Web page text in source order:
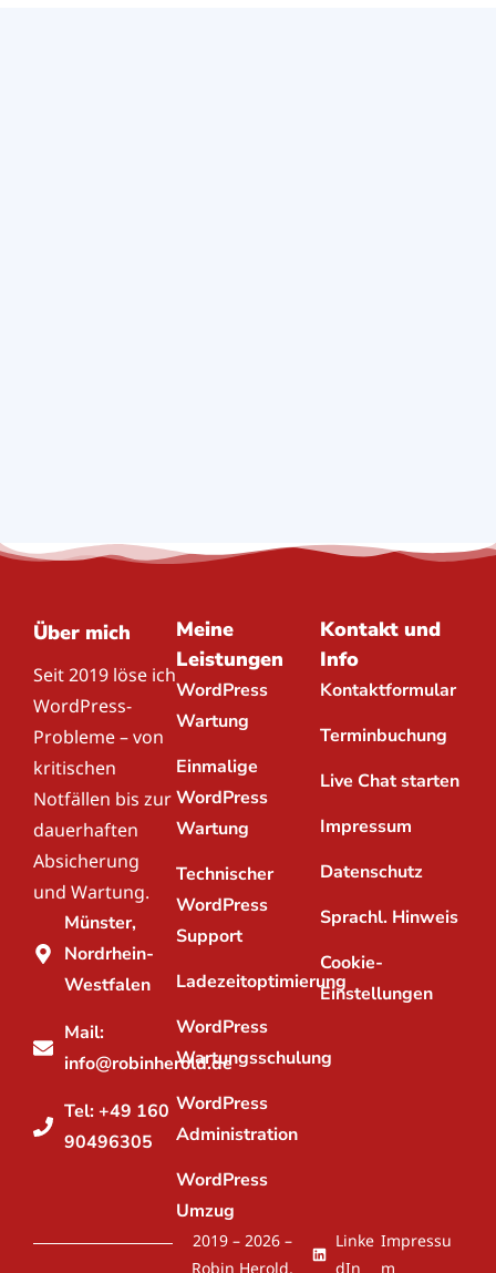
Über mich
Seit 2019 löse ich
WordPress-
Probleme – von
kritischen
Notfällen bis zur
dauerhaften
Absicherung
und Wartung.
Münster,
Nordrhein-
Westfalen
Mail:
info@robinherold.de
Tel: +49 160
90496305
Meine
Leistungen
WordPress
Wartung
Einmalige
WordPress
Wartung
Technischer
WordPress
Support
Ladezeitoptimierung
WordPress
Wartungsschulung
WordPress
Administration
WordPress
Umzug
Kontakt und
Info
Kontaktformular
Terminbuchung
Live Chat starten
Impressum
Datenschutz
Sprachl. Hinweis
Cookie-
Einstellungen
2019 – 2026 –
Robin Herold,
Linke
dIn
Impressu
m